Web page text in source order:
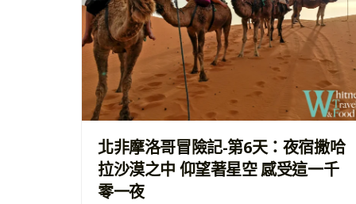
北非摩洛哥冒險記-第6天：夜宿撒哈
拉沙漠之中 仰望著星空 感受這一千
零一夜